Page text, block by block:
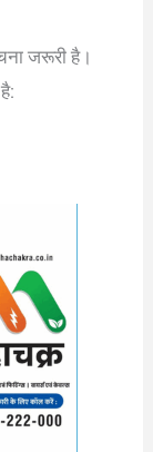
जरूरी है।